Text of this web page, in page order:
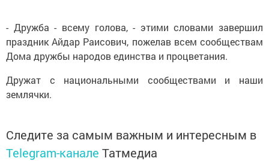
- Дружба - всему голова, - этими словами завершил
праздник Айдар Раисович, пожелав всем сообществам
Дома дружбы народов единства и процветания.
Дружат с национальными сообществами и наши
землячки.
Следите за самым важным и интересным в
Telegram-канале Татмедиа